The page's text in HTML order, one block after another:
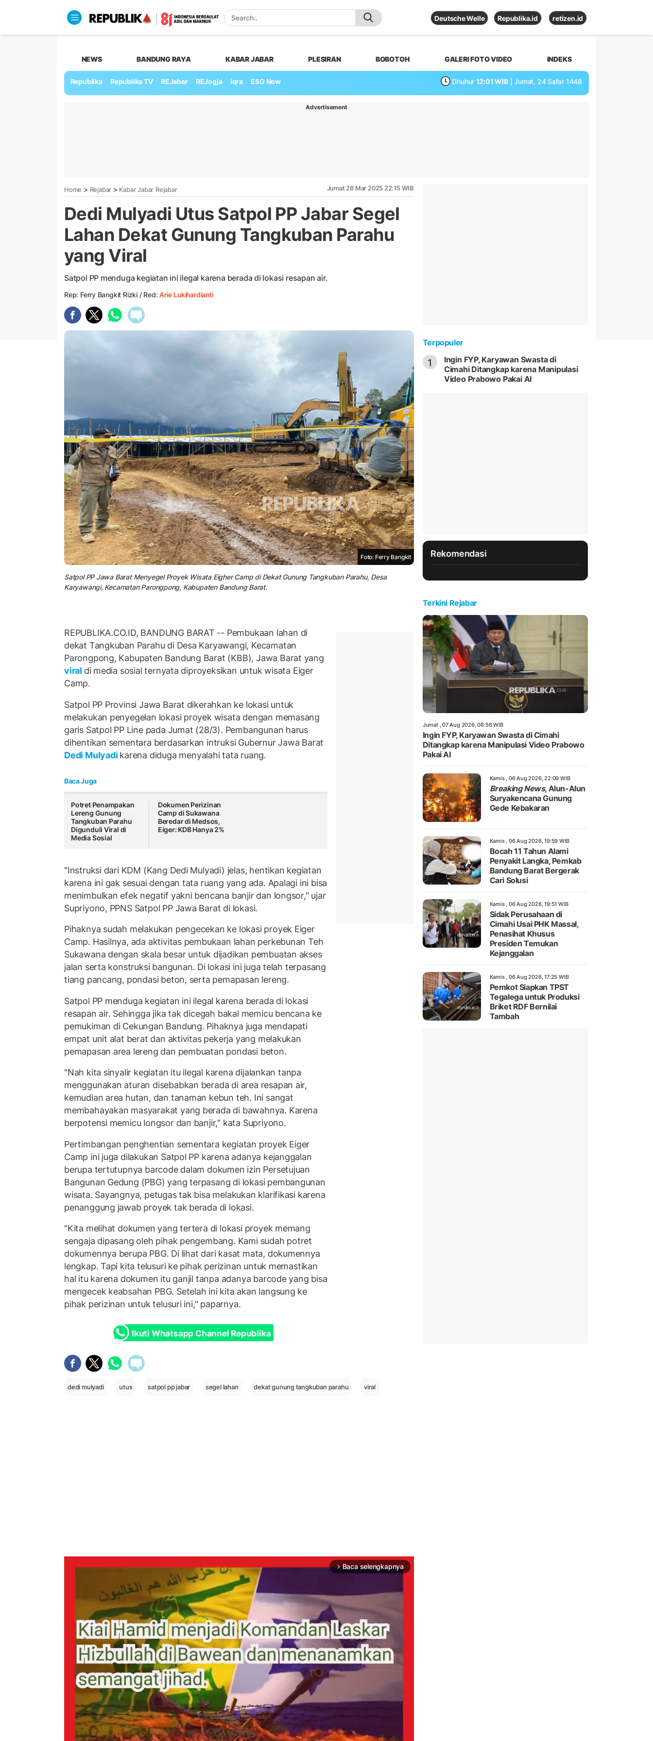
Deutsche Welle Republika.id retizen.id
NEWS BANDUNG RAYA KABAR JABAR PLESIRAN BOBOTOH GALERI FOTO VIDEO INDEKS
Republika Republika TV REJabar REJogja iqra ESG Now Dhuhur 12:01 WIB | Jumat, 24 Safar 1448
Advertisement
Home > Rejabar > Kabar Jabar Rejabar Jumat 28 Mar 2025 22:15 WIB
Dedi Mulyadi Utus Satpol PP Jabar Segel
Lahan Dekat Gunung Tangkuban Parahu
yang Viral
Satpol PP menduga kegiatan ini ilegal karena berada di lokasi resapan air.
Rep: Ferry Bangkit Rizki / Red:Arie Lukihardianti
Foto: Ferry Bangkit
Satpol PP Jawa Barat Menyegel Proyek Wisata Eigher Camp di Dekat Gunung Tangkuban Parahu, Desa
Karyawangi, Kecamatan Parongpong, Kabupaten Bandung Barat.
REPUBLIKA.CO.ID, BANDUNG BARAT -- Pembukaan lahan di
dekat Tangkuban Parahu di Desa Karyawangi, Kecamatan
Parongpong, Kabupaten Bandung Barat (KBB), Jawa Barat yang
viral di media sosial ternyata diproyeksikan untuk wisata Eiger
Camp.
Satpol PP Provinsi Jawa Barat dikerahkan ke lokasi untuk
melakukan penyegelan lokasi proyek wisata dengan memasang
garis Satpol PP Line pada Jumat (28/3). Pembangunan harus
dihentikan sementara berdasarkan intruksi Gubernur Jawa Barat
Dedi Mulyadi karena diduga menyalahi tata ruang.
Baca Juga
Potret Penampakan
Lereng Gunung
Tangkuban Parahu
Digunduli Viral di
Media Sosial
Dokumen Perizinan
Camp di Sukawana
Beredar di Medsos,
Eiger: KDB Hanya 2%
"Instruksi dari KDM (Kang Dedi Mulyadi) jelas, hentikan kegiatan
karena ini gak sesuai dengan tata ruang yang ada. Apalagi ini bisa
menimbulkan efek negatif yakni bencana banjir dan longsor," ujar
Supriyono, PPNS Satpol PP Jawa Barat di lokasi.
Pihaknya sudah melakukan pengecekan ke lokasi proyek Eiger
Camp. Hasilnya, ada aktivitas pembukaan lahan perkebunan Teh
Sukawana dengan skala besar untuk dijadikan pembuatan akses
jalan serta konstruksi bangunan. Di lokasi ini juga telah terpasang
tiang pancang, pondasi beton, serta pemapasan lereng.
Satpol PP menduga kegiatan ini ilegal karena berada di lokasi
resapan air. Sehingga jika tak dicegah bakal memicu bencana ke
pemukiman di Cekungan Bandung. Pihaknya juga mendapati
empat unit alat berat dan aktivitas pekerja yang melakukan
pemapasan area lereng dan pembuatan pondasi beton.
"Nah kita sinyalir kegiatan itu ilegal karena dijalankan tanpa
menggunakan aturan disebabkan berada di area resapan air,
kemudian area hutan, dan tanaman kebun teh. Ini sangat
membahayakan masyarakat yang berada di bawahnya. Karena
berpotensi memicu longsor dan banjir," kata Supriyono.
Pertimbangan penghentian sementara kegiatan proyek Eiger
Camp ini juga dilakukan Satpol PP karena adanya kejanggalan
berupa tertutupnya barcode dalam dokumen izin Persetujuan
Bangunan Gedung (PBG) yang terpasang di lokasi pembangunan
wisata. Sayangnya, petugas tak bisa melakukan klarifikasi karena
penanggung jawab proyek tak berada di lokasi.
"Kita melihat dokumen yang tertera di lokasi proyek memang
sengaja dipasang oleh pihak pengembang. Kami sudah potret
dokumennya berupa PBG. Di lihat dari kasat mata, dokumennya
lengkap. Tapi kita telusuri ke pihak perizinan untuk memastikan
hal itu karena dokumen itu ganjil tanpa adanya barcode yang bisa
mengecek keabsahan PBG. Setelah ini kita akan langsung ke
pihak perizinan untuk telusuri ini," paparnya.
Ikuti Whatsapp Channel Republika
dedi mulyadi utus satpol pp jabar segel lahan dekat gunung tangkuban parahu viral
arrow_forward_ios Baca selengkapnya
Terpopuler
1
Ingin FYP, Karyawan Swasta di
Cimahi Ditangkap karena Manipulasi
Video Prabowo Pakai AI
Rekomendasi
Terkini Rejabar
Jumat , 07 Aug 2026, 08:56 WIB
Ingin FYP, Karyawan Swasta di Cimahi
Ditangkap karena Manipulasi Video Prabowo
Pakai AI
Kamis , 06 Aug 2026, 22:09 WIB
Breaking News, Alun-Alun
Suryakencana Gunung
Gede Kebakaran
Kamis , 06 Aug 2026, 19:59 WIB
Bocah 11 Tahun Alami
Penyakit Langka, Pemkab
Bandung Barat Bergerak
Cari Solusi
Kamis , 06 Aug 2026, 19:51 WIB
Sidak Perusahaan di
Cimahi Usai PHK Massal,
Penasihat Khusus
Presiden Temukan
Kejanggalan
Kamis , 06 Aug 2026, 17:25 WIB
Pemkot Siapkan TPST
Tegalega untuk Produksi
Briket RDF Bernilai
Tambah